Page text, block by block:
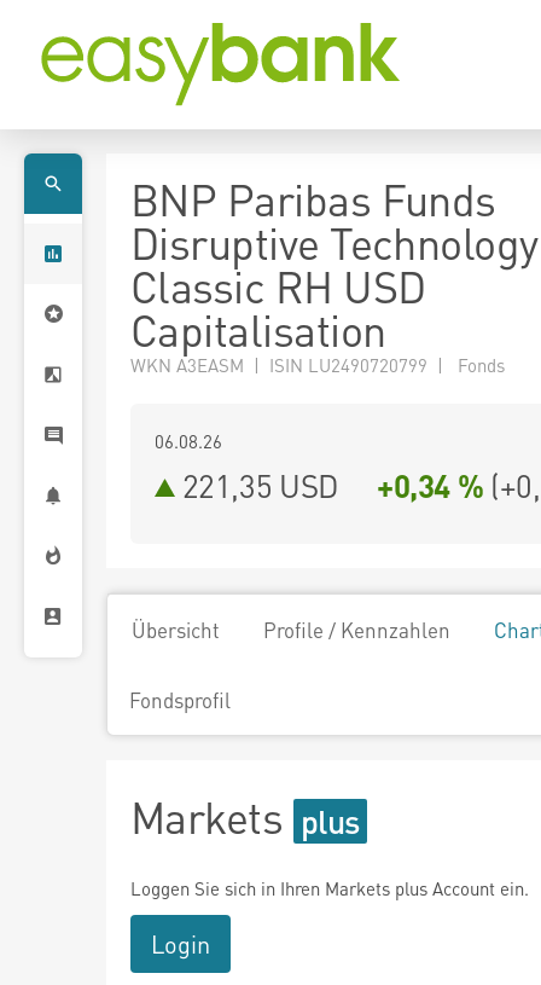
BNP Paribas Funds
Disruptive Technology
Classic RH USD
Capitalisation
WKN A3EASM | ISIN LU2490720799 | Fonds
06.08.26
221,35 USD +0,34 % (
Übersicht Profile / Kennzahlen
Fondsprofil
Markets
Loggen Sie sich in Ihren Markets plus Account ein.
Login